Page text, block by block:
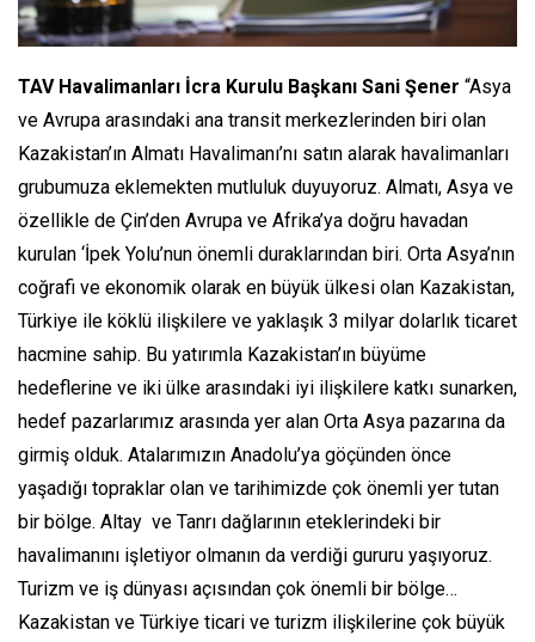
TAV Havalimanları İcra Kurulu Başkanı Sani Şener “Asya
ve Avrupa arasındaki ana transit merkezlerinden biri olan
Kazakistan’ın Almatı Havalimanı’nı satın alarak havalimanları
grubumuza eklemekten mutluluk duyuyoruz. Almatı, Asya ve
özellikle de Çin’den Avrupa ve Afrika’ya doğru havadan
kurulan ‘İpek Yolu’nun önemli duraklarından biri. Orta Asya’nın
coğrafi ve ekonomik olarak en büyük ülkesi olan Kazakistan,
Türkiye ile köklü ilişkilere ve yaklaşık 3 milyar dolarlık ticaret
hacmine sahip. Bu yatırımla Kazakistan’ın büyüme
hedeflerine ve iki ülke arasındaki iyi ilişkilere katkı sunarken,
hedef pazarlarımız arasında yer alan Orta Asya pazarına da
girmiş olduk. Atalarımızın Anadolu’ya göçünden önce
yaşadığı topraklar olan ve tarihimizde çok önemli yer tutan
bir bölge. Altay ve Tanrı dağlarının eteklerindeki bir
havalimanını işletiyor olmanın da verdiği gururu yaşıyoruz.
Turizm ve iş dünyası açısından çok önemli bir bölge…
Kazakistan ve Türkiye ticari ve turizm ilişkilerine çok büyük